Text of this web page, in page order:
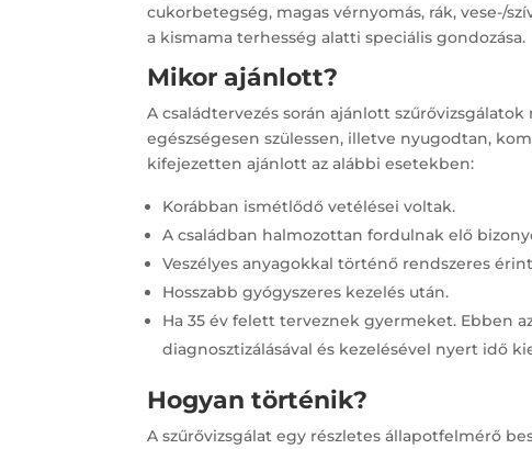
cukorbetegség, magas vérnyomás, rák, vese-/
a kismama terhesség alatti speciális gondozása.
Mikor ajánlott?
A családtervezés során ajánlott
egészségesen szülessen, illetve nyugodtan,
kifejezetten ajánlott az alábbi esetekben:
Korábban ismétlődő vetélései voltak.
A családban halmozottan fordulnak elő
Veszélyes anyagokkal történő rendszeres
Hosszabb gyógyszeres kezelés után.
Ha 35 év felett terveznek gyermeket. Ebben
diagnosztizálásával és kezelésével nyert idő
Hogyan történik?
A szűrővizsgálat egy részletes állapotfelmérő